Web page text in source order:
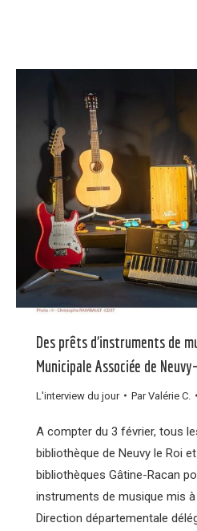
Des prêts d’instruments de
Municipale Associée de
L'interview du jour ParValérie C.
A compter du 3 février, tous
bibliothèque de Neuvy le Roi
bibliothèques Gâtine-Racan
instruments de musique mis
Direction départementale